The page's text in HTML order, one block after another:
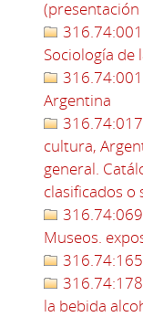
Sociología de
Argentina
cultura,
general.
clasificados o
Museos.
la bebida